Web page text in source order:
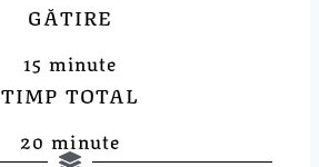
GĂTIRE
15 minute
TIMP TOTAL
20 minute